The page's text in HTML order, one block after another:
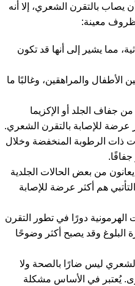
بالتقرن الشعري، إلا أنه
معينة:
مما يشير إلى أنها قد تكون
الأطفال والمراهقين، وغالبًا ما
جفاف الجلد أو الإكزيما
عرضة للإصابة بالتقرن الشعري.
ذات الرطوبة المنخفضة وخلال
من بعض الحالات الجلدية
هم أكثر عرضة للإصابة
الهرمونية دورًا في تطور التقرن
البلوغ وقد يصبح أكثر وضوحًا
ليس ضارًا بالصحة ولا
يُعتبر في الأساس مشكلة